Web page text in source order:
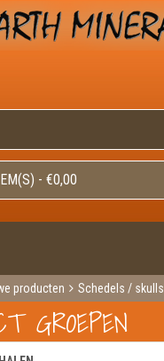
- €0,00
producten
Schedels / skulls
Schedel vulkaniet
GROEPEN